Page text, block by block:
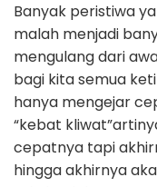
Banyak peristiwa
malah menjadi
mengulang dari
bagi kita semua
hanya mengejar
“kebat
cepatnya tapi
hingga akhirnya